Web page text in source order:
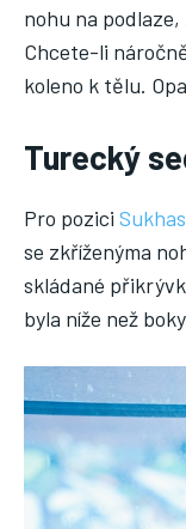
nohu na
Chcete-li
koleno k tělu.
Turecký
Pro pozici
se zkříženýma
skládané
byla níže než